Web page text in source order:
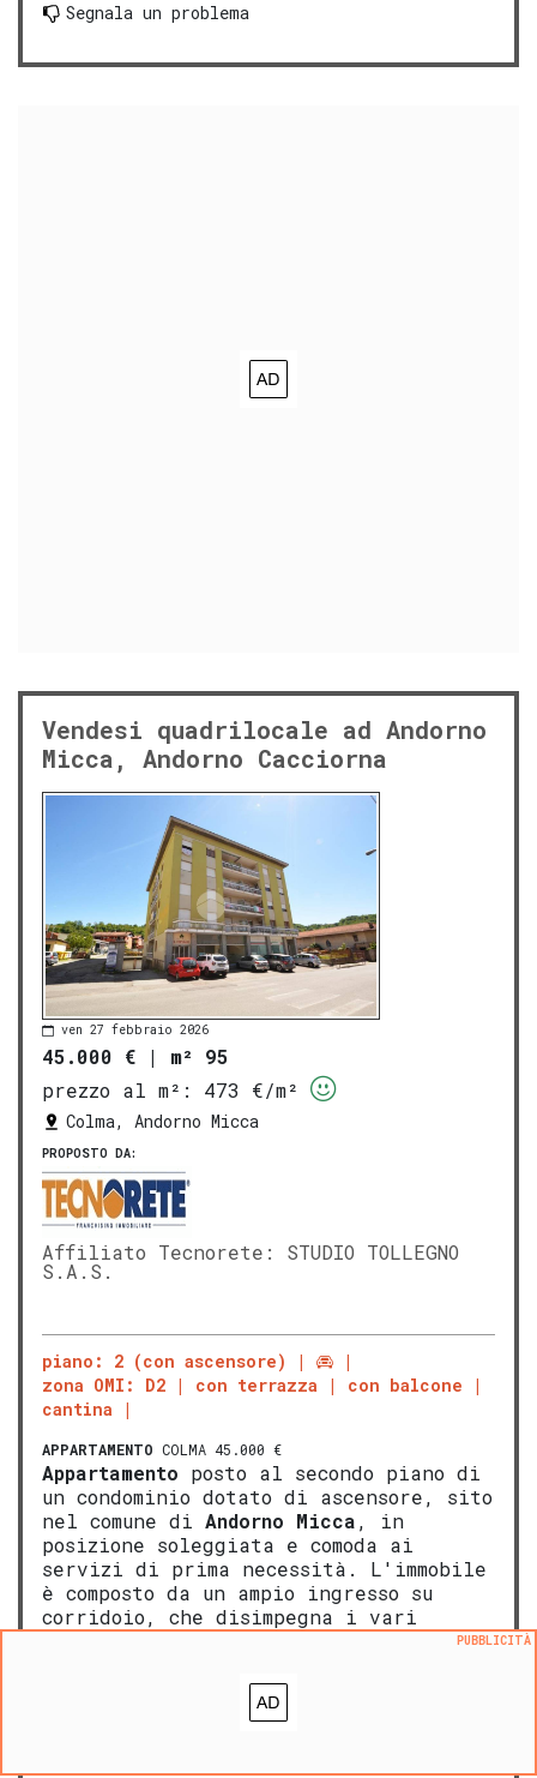
Segnala un problema
Vendesi quadrilocale ad Andorno
Micca, Andorno Cacciorna
ven 27 febbraio 2026
45.000 € | m² 95
prezzo al m²:
473 €/m²
Colma, Andorno Micca
PROPOSTO DA:
Affiliato Tecnorete: STUDIO TOLLEGNO
S.A.S.
piano: 2 (con ascensore)
zona OMI: D2
con terrazza
con balcone
cantina
APPARTAMENTO COLMA 45.000 €
Appartamento posto al secondo piano di
un condominio dotato di ascensore, sito
nel comune di Andorno Micca, in
posizione soleggiata e comoda ai
servizi di prima necessità. L'immobile
è composto da un ampio ingresso su
corridoio, che disimpegna i vari
locali, quali: cucina, soggiorno conPUBBLICITÀ